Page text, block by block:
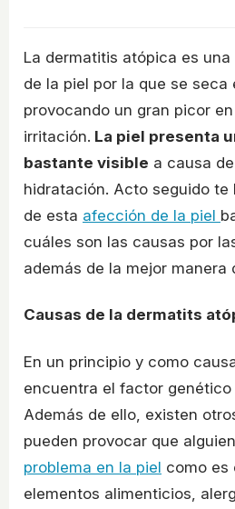
La dermatitis atópica es
de la piel por la que se seca
provocando un gran picor
irritación. La piel presenta
bastante visible a causa
hidratación. Acto seguido te
de esta afección de la piel
cuáles son las causas por
además de la mejor manera
Causas de la dermatits
En un principio y como
encuentra el factor genético
Además de ello, existen
pueden provocar que
problema en la piel como es
elementos alimenticios,